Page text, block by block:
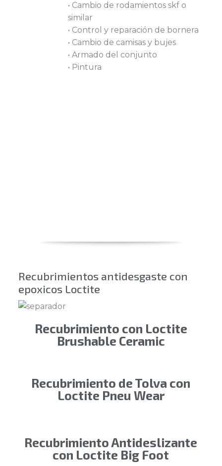
• Cambio de rodamientos skf o
similar
• Control y reparación de bornera
• Cambio de camisas y bujes
• Armado del conjunto
• Pintura
Recubrimientos antidesgaste con
epoxicos Loctite
Recubrimiento con Loctite
Brushable Ceramic
Recubrimiento de Tolva con
Loctite Pneu Wear
Recubrimiento Antideslizante
con Loctite Big Foot